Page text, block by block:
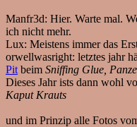
Manfr3d: Hier. Warte mal.
ich nicht mehr.
Lux: Meistens immer das
orwellwasright: letztes jahr
Pit beim Sniffing Glue,
Dieses Jahr ists dann wohl
Kaput Krauts
und im Prinzip alle Fotos